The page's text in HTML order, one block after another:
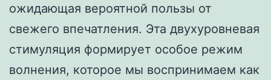
ожидающая вероятной пользы от
свежего впечатления. Эта двухуровневая
стимуляция формирует особое режим
волнения, которое мы воспринимаем как